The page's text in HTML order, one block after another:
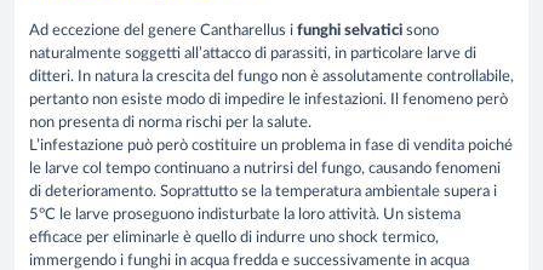
Ad eccezione del genere Cantharellus i funghi selvatici sono
naturalmente soggetti all’attacco di parassiti, in particolare larve di
ditteri. In natura la crescita del fungo non è assolutamente controllabile,
pertanto non esiste modo di impedire le infestazioni. Il fenomeno però
non presenta di norma rischi per la salute.
L’infestazione può però costituire un problema in fase di vendita poiché
le larve col tempo continuano a nutrirsi del fungo, causando fenomeni
di deterioramento. Soprattutto se la temperatura ambientale supera i
5°C le larve proseguono indisturbate la loro attività. Un sistema
efficace per eliminarle è quello di indurre uno shock termico,
immergendo i funghi in acqua fredda e successivamente in acqua